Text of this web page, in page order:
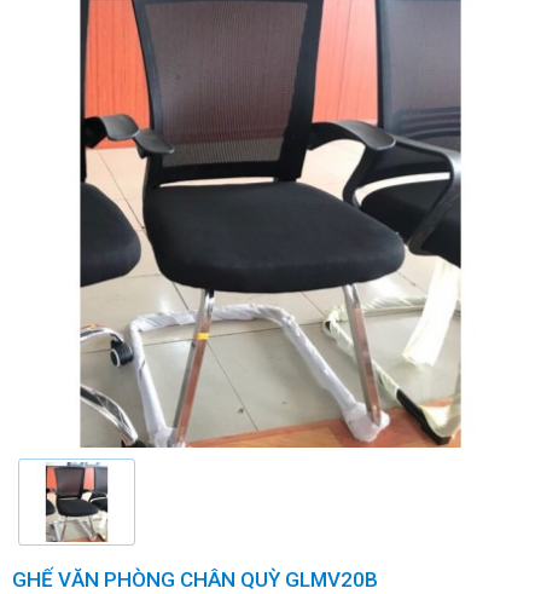
GHẾ VĂN PHÒNG CHÂN QUỲ GLMV20B